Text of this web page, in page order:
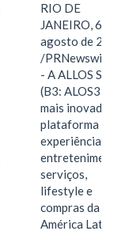
RIO DE
JANEIRO, 6 de
agosto de 2026
/PRNewswire/ -
- A ALLOS S.A.
(B3: ALOS3), a
mais inovadora
plataforma de
experiências,
entretenimento,
serviços,
lifestyle e
compras da
América Latina